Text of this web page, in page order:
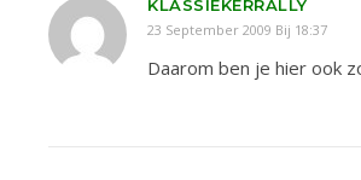
KLASSIEKERRALLY
23 September 2009 Bij 18:37
Daarom ben je hier ook